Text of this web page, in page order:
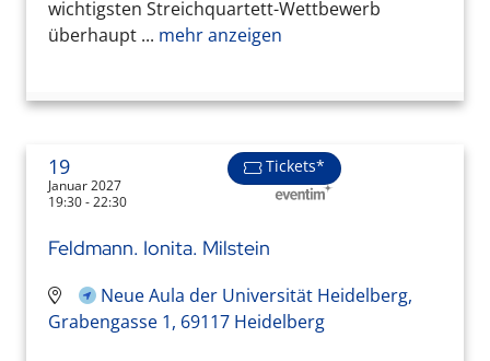
wichtigsten Streichquartett-Wettbewerb
überhaupt ... mehr anzeigen
19
Januar 2027
19:30 - 22:30
Tickets*
Feldmann. Ionita. Milstein
Neue Aula der Universität Heidelberg,
Grabengasse 1, 69117 Heidelberg